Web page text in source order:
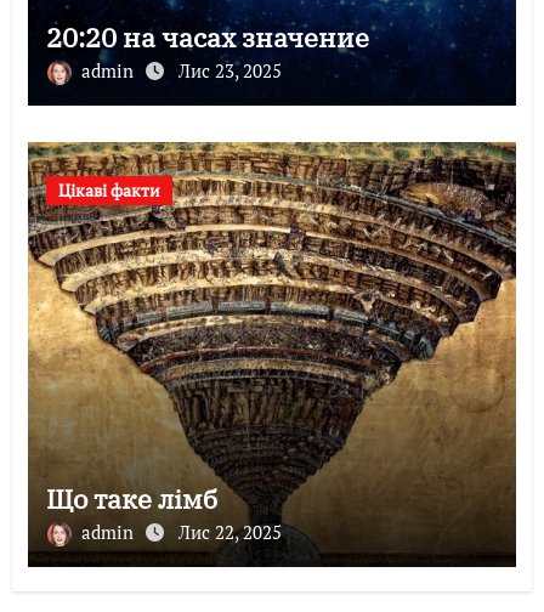
20:20 на часах значение
admin Лис 23, 2025
Цікаві факти
Що таке лімб
admin Лис 22, 2025